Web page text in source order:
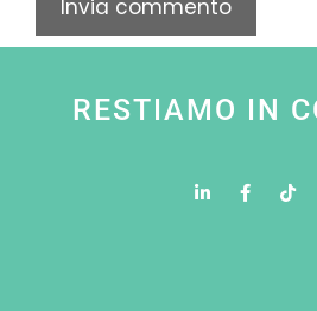
RESTIAMO IN